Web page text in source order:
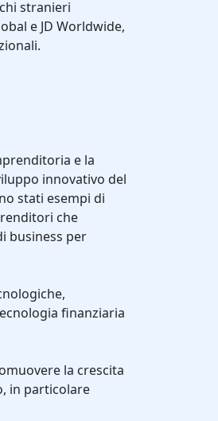
stranieri
e JD Worldwide,
e la
innovativo del
stati esempi di
che
business per
finanziaria
la crescita
in particolare